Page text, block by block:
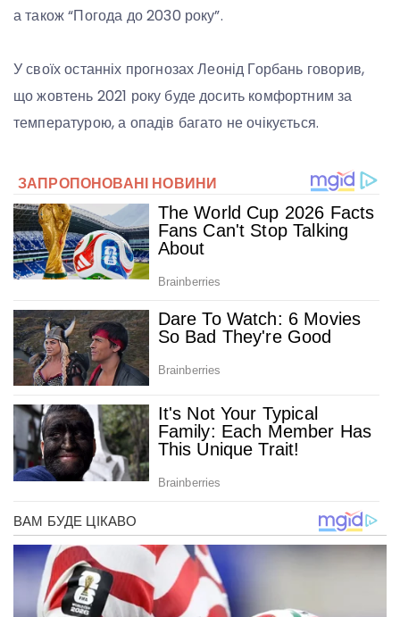
а також “Погода до 2030 року”.
У своїх останніх прогнозах Леонід Горбань говорив,
що жовтень 2021 року буде досить комфортним за
температурою, а опадів багато не очікується.